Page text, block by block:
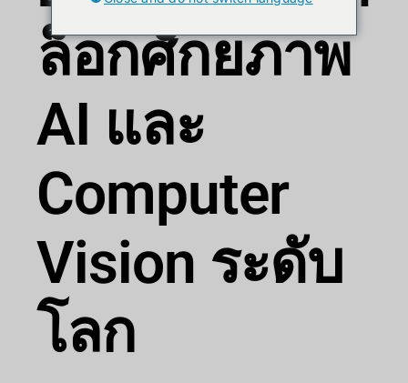
ล็อกศักยภาพ
AI และ
Computer
Vision ระดับ
โลก